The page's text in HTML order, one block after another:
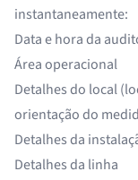
instantaneamente:
Data e hora da
Área operacional
Detalhes do local
orientação do
Detalhes da
Detalhes da linha